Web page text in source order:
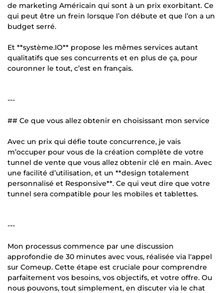
de marketing Américain qui sont à un prix exorbitant. Ce
qui peut être un frein lorsque l’on débute et que l’on a un
budget serré.
Et **système.IO** propose les mêmes services autant
qualitatifs que ses concurrents et en plus de ça, pour
couronner le tout, c’est en français.
---
## Ce que vous allez obtenir en choisissant mon service
Avec un prix qui défie toute concurrence, je vais
m’occuper pour vous de la création complète de votre
tunnel de vente que vous allez obtenir clé en main. Avec
une facilité d’utilisation, et un **design totalement
personnalisé et Responsive**. Ce qui veut dire que votre
tunnel sera compatible pour les mobiles et tablettes.
---
Mon processus commence par une discussion
approfondie de 30 minutes avec vous, réalisée via l'appel
sur Comeup. Cette étape est cruciale pour comprendre
parfaitement vos besoins, vos objectifs, et votre offre. Ou
nous pouvons, tout simplement, en discuter via le chat